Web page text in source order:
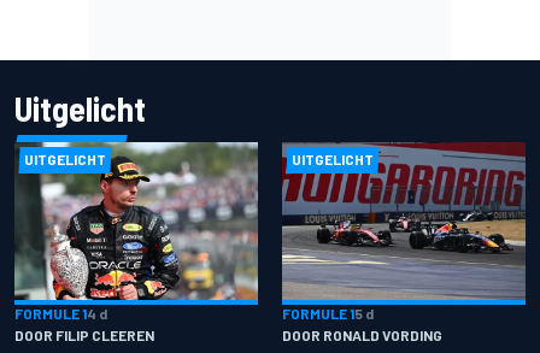
Uitgelicht
UITGELICHT
FORMULE 14 d
DOOR FILIP CLEEREN
UITGELICHT
FORMULE 15 d
DOOR RONALD VORDING